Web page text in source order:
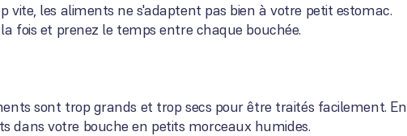
les aliments ne s'adaptent pas bien à votre petit estomac.
fois et prenez le temps entre chaque bouchée.
sont trop grands et trop secs pour être traités facilement. En
dans votre bouche en petits morceaux humides.